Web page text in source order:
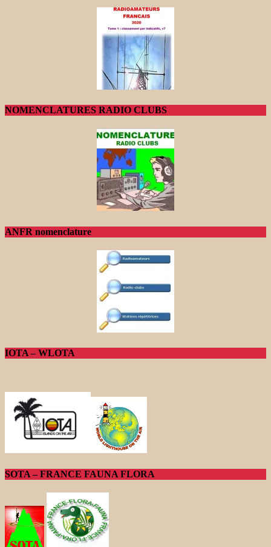
NOMENCLATURES RADIO CLUBS
ANFR nomenclature
IOTA – WLOTA
SOTA – FRANCE FAUNA FLORA